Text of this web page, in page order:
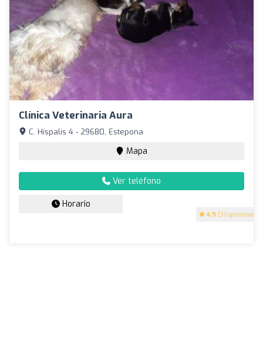
Clínica Veterinaria Aura
4.9 (31 opiniones)
C. Híspalis 4 - 29680, Estepona
Mapa
Ver teléfono
Horario